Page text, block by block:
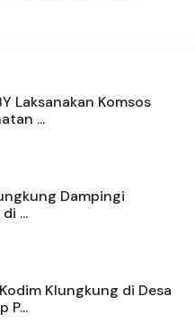
Laksanakan Komsos
...
Dampingi
...
Klungkung di Desa
P...